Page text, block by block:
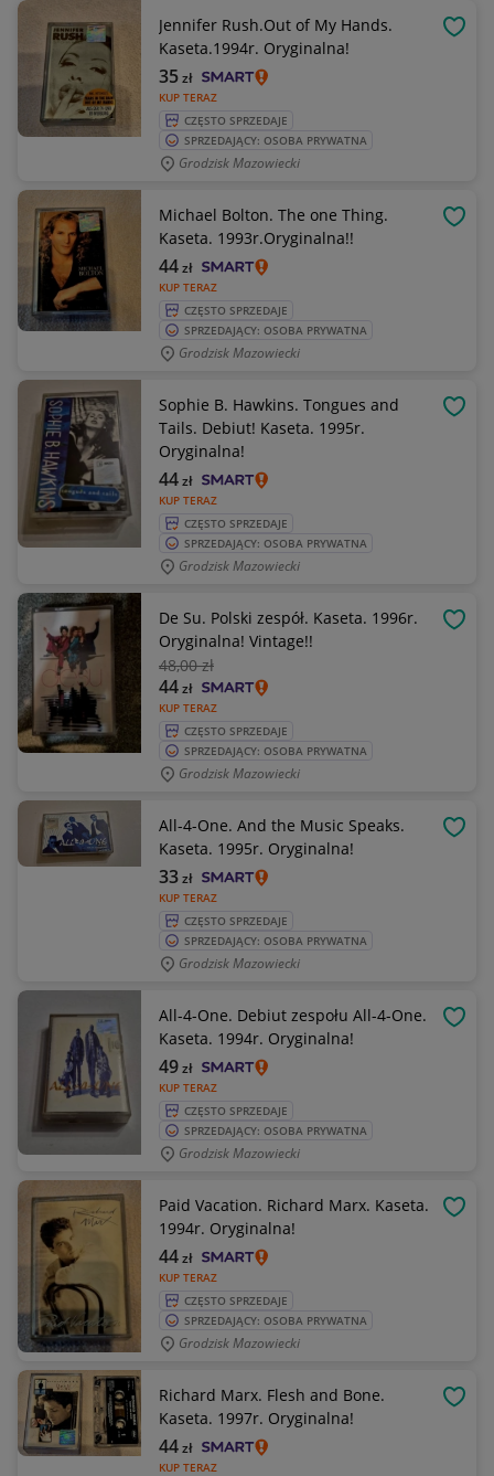
Jennifer Rush.Out of My Hands.
Kaseta.1994r. Oryginalna!
KUP TERAZ
35zł
CZĘSTO SPRZEDAJE
SPRZEDAJĄCY: OSOBA PRYWATNA
Grodzisk Mazowiecki
Michael Bolton. The one Thing.
Kaseta. 1993r.Oryginalna!!
KUP TERAZ
44zł
CZĘSTO SPRZEDAJE
SPRZEDAJĄCY: OSOBA PRYWATNA
Grodzisk Mazowiecki
Sophie B. Hawkins. Tongues and
Tails. Debiut! Kaseta. 1995r.
Oryginalna!
KUP TERAZ
44zł
CZĘSTO SPRZEDAJE
SPRZEDAJĄCY: OSOBA PRYWATNA
Grodzisk Mazowiecki
De Su. Polski zespół. Kaseta. 1996r.
Oryginalna! Vintage!!
48,00 zł
KUP TERAZ
44zł
CZĘSTO SPRZEDAJE
SPRZEDAJĄCY: OSOBA PRYWATNA
Grodzisk Mazowiecki
All-4-One. And the Music Speaks.
Kaseta. 1995r. Oryginalna!
KUP TERAZ
33zł
CZĘSTO SPRZEDAJE
SPRZEDAJĄCY: OSOBA PRYWATNA
Grodzisk Mazowiecki
All-4-One. Debiut zespołu All-4-One.
Kaseta. 1994r. Oryginalna!
KUP TERAZ
49zł
CZĘSTO SPRZEDAJE
SPRZEDAJĄCY: OSOBA PRYWATNA
Grodzisk Mazowiecki
Paid Vacation. Richard Marx. Kaseta.
1994r. Oryginalna!
KUP TERAZ
44zł
CZĘSTO SPRZEDAJE
SPRZEDAJĄCY: OSOBA PRYWATNA
Grodzisk Mazowiecki
Richard Marx. Flesh and Bone.
Kaseta. 1997r. Oryginalna!
KUP TERAZ
44zł